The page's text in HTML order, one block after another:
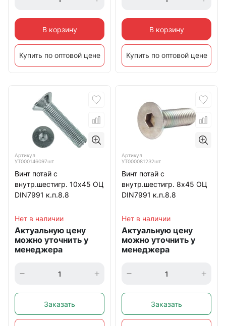
В корзину
Купить по оптовой цене
В корзину
Купить по оптовой цене
Артикул
УТ000146097шт
Винт потай с
внутр.шестигр. 10х45 ОЦ
DIN7991 к.п.8.8
Нет в наличии
Актуальную цену
можно уточнить у
менеджера
Заказать
Артикул
УТ000081232шт
Винт потай с
внутр.шестигр. 8х45 ОЦ
DIN7991 к.п.8.8
Нет в наличии
Актуальную цену
можно уточнить у
менеджера
Заказать